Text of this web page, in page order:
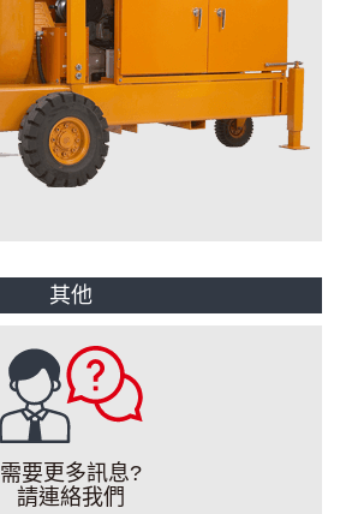
其他
需要更多訊息?
請連絡我們